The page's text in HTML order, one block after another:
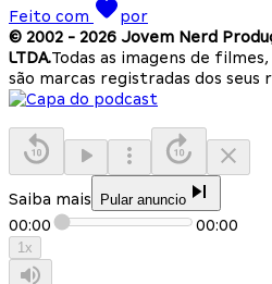
Feito com
por
© 2002 - 2026 Jovem Nerd
LTDA.Todas as imagens de
são marcas registradas dos
Saiba mais Pular anuncio
00:00 00:00
1x